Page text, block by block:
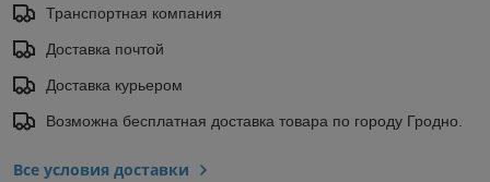
Транспортная компания
Доставка почтой
Доставка курьером
Возможна бесплатная доставка товара по городу Гродно.
Все условия доставки